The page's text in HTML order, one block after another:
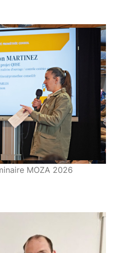
MOZA 2026